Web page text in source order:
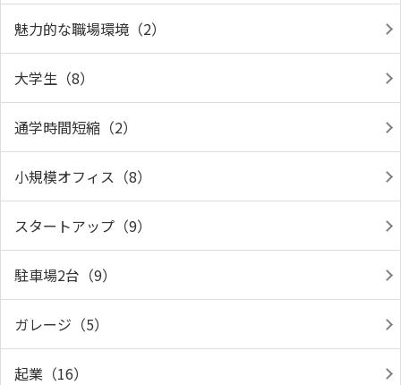
魅力的な職場環境（2）
大学生（8）
通学時間短縮（2）
小規模オフィス（8）
スタートアップ（9）
駐車場2台（9）
ガレージ（5）
起業（16）